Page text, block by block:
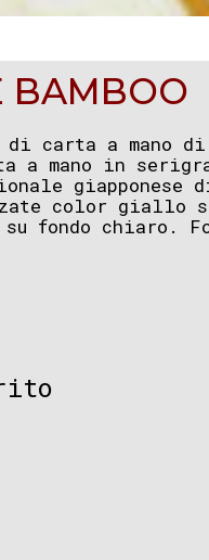
BAMBOO
carta a mano di
a mano in
giapponese
color giallo
fondo chiaro.